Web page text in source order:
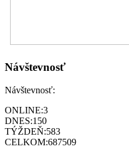
Návštevnosť
Návštevnosť:
ONLINE:3
DNES:150
TÝŽDEŇ:583
CELKOM:687509